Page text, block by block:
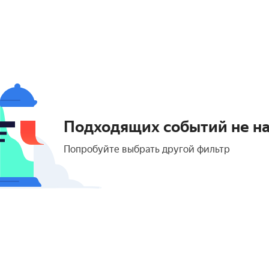
Подходящих событий не
Попробуйте выбрать другой фильтр